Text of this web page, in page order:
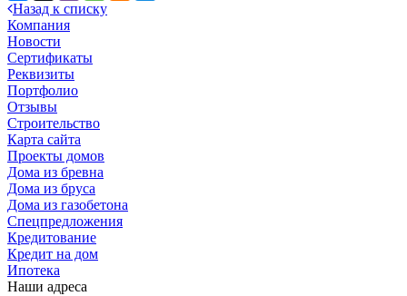
Назад к списку
Компания
Новости
Сертификаты
Реквизиты
Портфолио
Отзывы
Строительство
Карта сайта
Проекты домов
Дома из бревна
Дома из бруса
Дома из газобетона
Спецпредложения
Кредитование
Кредит на дом
Ипотека
Наши адреса